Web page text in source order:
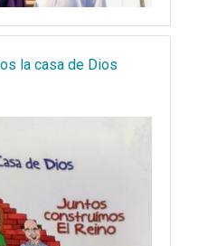
la casa de Dios